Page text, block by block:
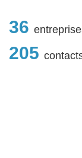
36
205